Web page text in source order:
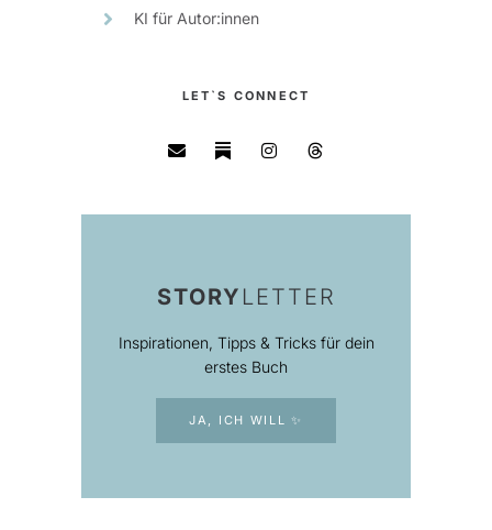
KI für Autor:innen
LET`S CONNECT
STORY LETTER
Inspirationen, Tipps & Tricks für dein
erstes Buch
JA, ICH WILL ✨